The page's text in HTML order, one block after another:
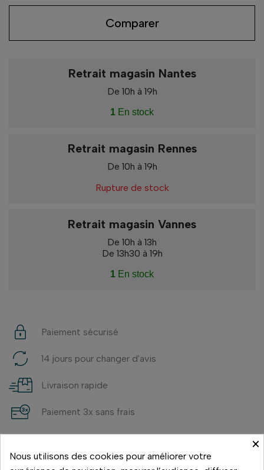
Comparer
Retrait magasin Nantes
De 10h à 19h
1 En stock
Retrait magasin Rennes
De 10h à 19h
Rupture de stock
Retrait magasin Vannes
De 10h à 13h
De 13h30 à 19h
1 En stock
Paiement sécurisé
14 jours pour changer d'avis
Livraison rapide
Paiement 3x sans frais
×
Nous utilisons des cookies pour améliorer votre